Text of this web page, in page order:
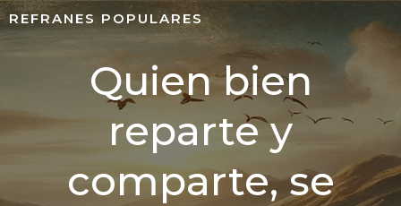
REFRANES POPULARES
Quien bien
reparte y
comparte, se